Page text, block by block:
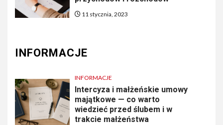
11 stycznia, 2023
INFORMACJE
INFORMACJE
Intercyza i małżeńskie umowy
majątkowe — co warto
wiedzieć przed ślubem i w
trakcie małżeństwa